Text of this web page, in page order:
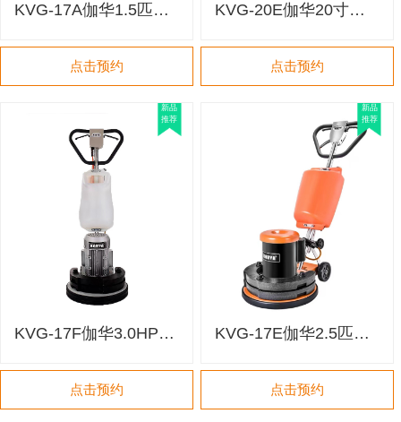
KVG-17A伽华1.5匹多功能刷地机
点击预约
KVG-20E伽华20寸晶面机（保养专用）
点击预约
新品
推荐
KVG-17F伽华3.0HP200转石材翻新机
点击预约
新品
推荐
KVG-17E伽华2.5匹石材翻新机
点击预约